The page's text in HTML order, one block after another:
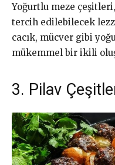
Yoğurtlu meze
tercih edilebilecek
cacık, mücver gibi
mükemmel bir ikili
3. Pilav